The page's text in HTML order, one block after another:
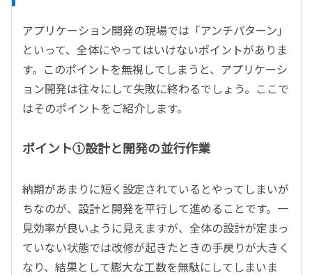
アプリケーション開発の現場では「アンチパターン」
といって、全体にやってはいけないポイントがありま
す。このポイントを無視してしまうと、アプリケーシ
ョン開発は往々にして失敗に終わるでしょう。ここで
はそのポイントをご紹介します。
ポイント①設計と開発の並行作業
納期があまりに短く設定されているとやってしまいが
ちなのが、設計と開発を平行して進めることです。一
見効率が良いように見えますが、全体の設計が定まっ
ていない状態では改修が起きたときの手戻りが大きく
なり、結果として膨大な工数を無駄にしてしまいま